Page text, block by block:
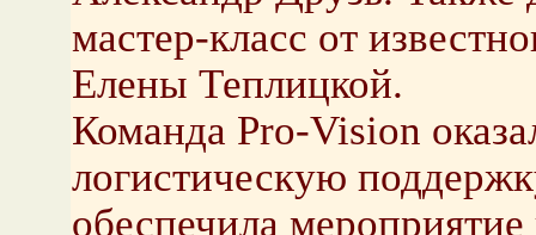
мастер-класс от
Елены Теплицкой.
Команда Pro-Vision
логистическую
обеспечила